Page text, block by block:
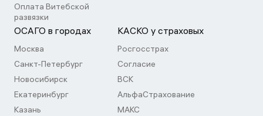
Оплата Витебской
развязки
ОСАГО в городах
Москва
Санкт-Петербург
Новосибирск
Екатеринбург
Казань
КАСКО у страховых
Росгосстрах
Согласие
ВСК
АльфаСтрахование
МАКС